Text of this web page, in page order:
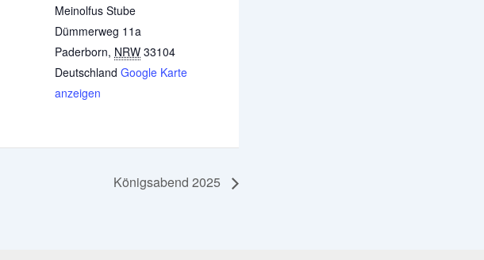
Meinolfus Stube
Dümmerweg 11a
Paderborn, NRW 33104
Deutschland Google Karte
anzeigen
Königsabend 2025